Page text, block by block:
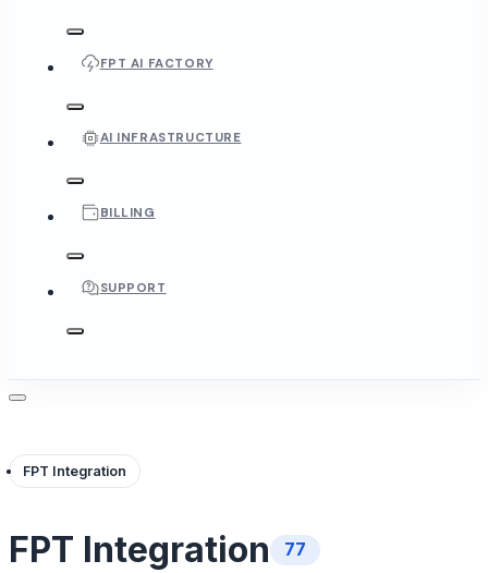
FPT AI FACTORY
AI INFRASTRUCTURE
BILLING
SUPPORT
FPT Integration
FPT Integration 77